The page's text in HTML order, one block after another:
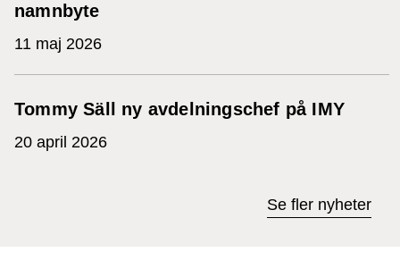
namnbyte
11 maj 2026
Tommy Säll ny avdelningschef på IMY
20 april 2026
Se fler nyheter